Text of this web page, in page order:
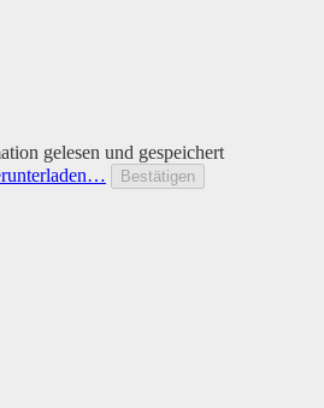
gelesen und gespeichert
Bestätigen